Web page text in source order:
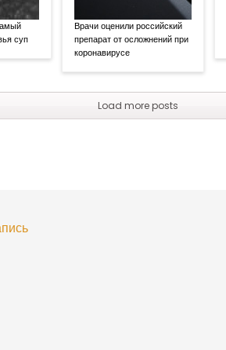
суп
Врачи оценили российский
препарат от осложнений при
коронавирусе
Load more posts